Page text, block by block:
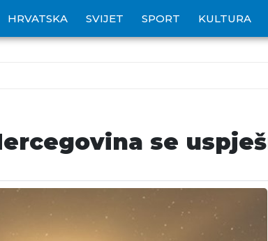
HRVATSKA SVIJET SPORT KULTURA
se